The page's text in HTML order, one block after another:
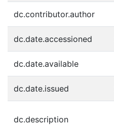
dc.contributor.author
dc.date.accessioned
dc.date.available
dc.date.issued
dc.description